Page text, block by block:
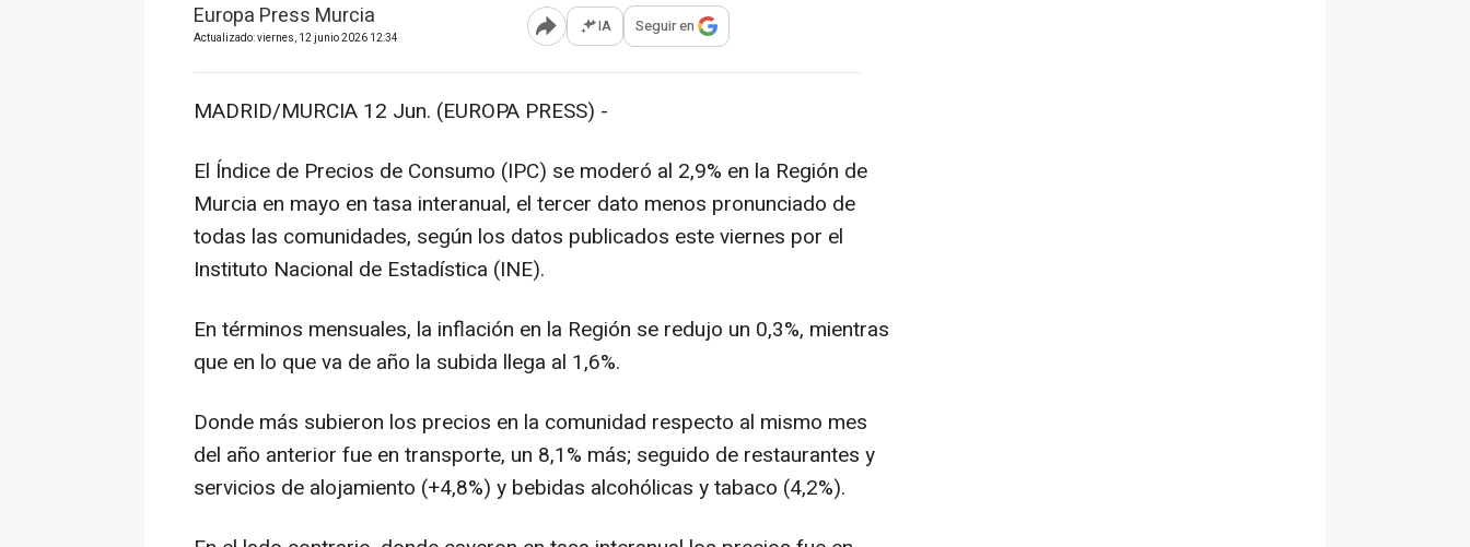
Europa Press Murcia
Actualizado: viernes, 12 junio 2026 12:34 Abrir opciones para compartir
IA Seguir en
MADRID/MURCIA 12 Jun. (EUROPA PRESS) -
El Índice de Precios de Consumo (IPC) se moderó al 2,9% en la Región de
Murcia en mayo en tasa interanual, el tercer dato menos pronunciado de
todas las comunidades, según los datos publicados este viernes por el
Instituto Nacional de Estadística (INE).
En términos mensuales, la inflación en la Región se redujo un 0,3%, mientras
que en lo que va de año la subida llega al 1,6%.
Donde más subieron los precios en la comunidad respecto al mismo mes
del año anterior fue en transporte, un 8,1% más; seguido de restaurantes y
servicios de alojamiento (+4,8%) y bebidas alcohólicas y tabaco (4,2%).